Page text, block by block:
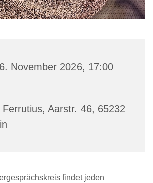
November 2026, 17:00
Aarstr. 46, 65232
findet jeden